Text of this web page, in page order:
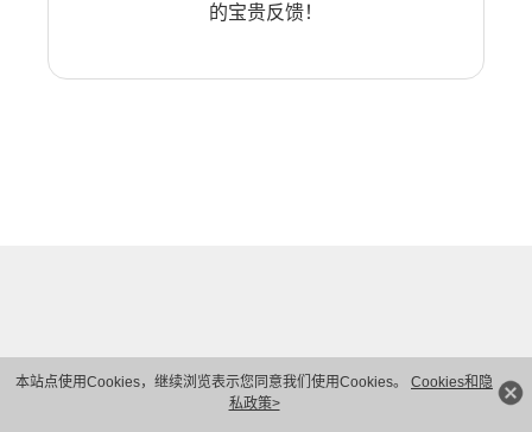
本站点使用Cookies，继续浏览表示您同意我们使用Cookies。 Cookies和隐
私政策>
的宝贵反馈！